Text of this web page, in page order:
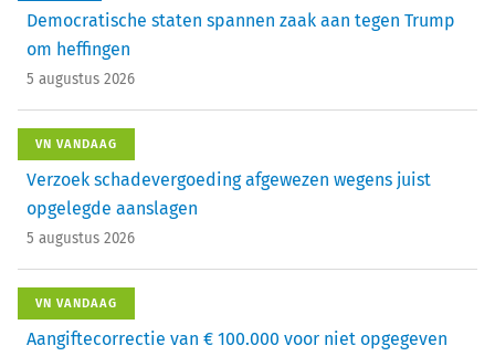
Democratische staten spannen zaak aan tegen Trump
om heffingen
5 augustus 2026
VN VANDAAG
Verzoek schadevergoeding afgewezen wegens juist
opgelegde aanslagen
5 augustus 2026
VN VANDAAG
Aangiftecorrectie van € 100.000 voor niet opgegeven